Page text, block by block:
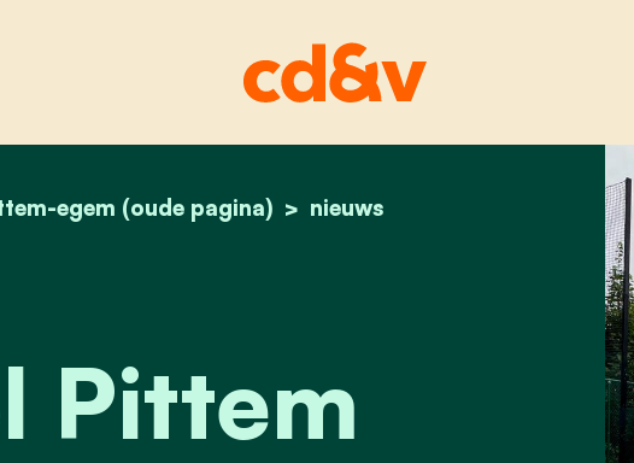
home
egem (oude pagina) nieuws
padel pittem
Pittem